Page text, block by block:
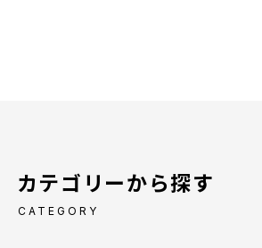
カテゴリーから探す
CATEGORY